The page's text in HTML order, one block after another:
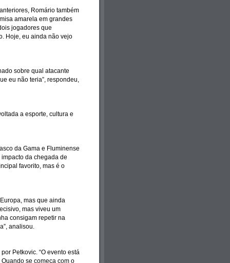
Romário também
amarela em grandes
jogadores que
Hoje, eu ainda não vejo
sobre qual atacante
eu não teria”, respondeu,
a esporte, cultura e
da Gama e Fluminense
da chegada de
favorito, mas é o
mas que ainda
mas viveu um
consigam repetir na
analisou.
Petkovic. “O evento está
se começa com o